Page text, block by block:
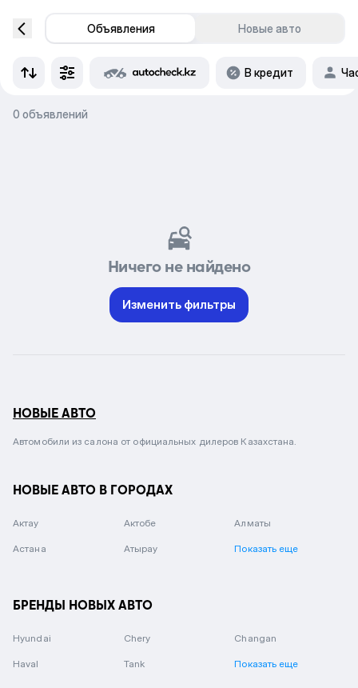
Объявления Новые авто
В кредит
0 объявлений
Ничего не найдено
Изменить фильтры
НОВЫЕ АВТО
Автомобили из салона от официальных дилеров Казахстана.
НОВЫЕ АВТО В ГОРОДАХ
Актау Актобе Алматы
Астана Атырау Показать еще
БРЕНДЫ НОВЫХ АВТО
Hyundai Chery Changan
Haval Tank Показать еще